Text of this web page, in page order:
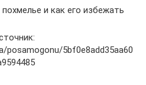
и как его избежать
posamogonu/5bf0e8add35aa60